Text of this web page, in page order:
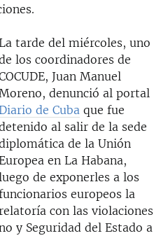
La tarde del miércoles, uno
los coordinadores de
Juan Manuel
Moreno, denunció al portal
Diario de Cuba que fue
al salir de la sede
de la Unión
en La Habana,
de exponerles a los
europeos la
relatoría con las violaciones
y Seguridad del Estado a